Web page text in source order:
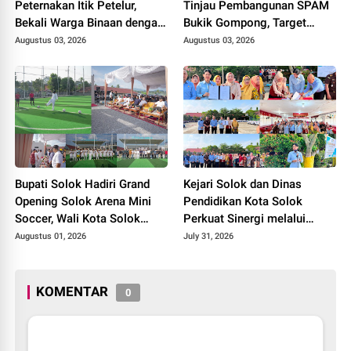
Peternakan Itik Petelur,
Bekali Warga Binaan dengan
Keterampilan Produktif.
Augustus 03, 2026
Tinjau Pembangunan SPAM
Bukik Gompong, Target
Rampung Akhir Oktober
Augustus 03, 2026
Bupati Solok Hadiri Grand
Opening Solok Arena Mini
Soccer, Wali Kota Solok
Resmikan Fasilitas Olahraga
Augustus 01, 2026
Kejari Solok dan Dinas
Pendidikan Kota Solok
Perkuat Sinergi melalui
Penandatanganan PKS dan
July 31, 2026
KOMENTAR 0